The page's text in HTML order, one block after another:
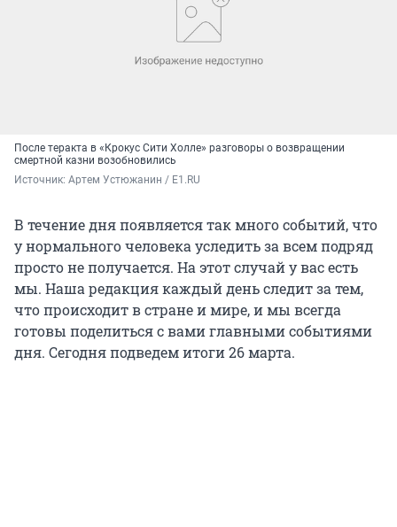
После теракта в «Крокус Сити Холле» разговоры о возвращении
смертной казни возобновились
Источник: Артем Устюжанин / E1.RU
В течение дня появляется так много событий, что
у нормального человека уследить за всем подряд
просто не получается. На этот случай у вас есть
мы. Наша редакция каждый день следит за тем,
что происходит в стране и мире, и мы всегда
готовы поделиться с вами главными событиями
дня. Сегодня подведем итоги 26 марта.